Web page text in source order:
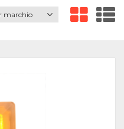
marchio